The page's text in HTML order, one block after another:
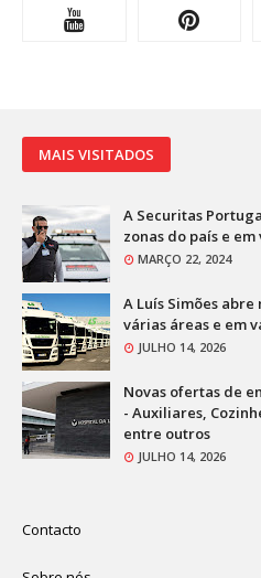
MAIS VISITADOS
A Securitas
zonas do país e
MARÇO 22, 2024
A Luís Simões
várias áreas e em
JULHO 14, 2026
Novas ofertas de
- Auxiliares,
entre outros
JULHO 14, 2026
Contacto